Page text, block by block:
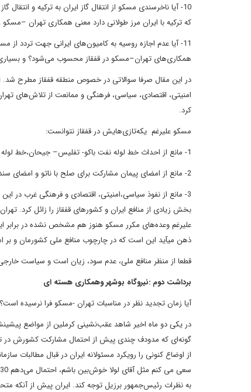
10- آیا ناخرسندی مسکو از انتقال گاز ایران به ترکیه و انتقال گاز ترکمنستان به
کهترکیه با ایران مرز طولانی دارد معنی همکاری تهران
11- آیا عدم اجازه روسیه به کامیون‌های ایرانی جهت تردد از مسیر جمهوری آذربایجان به روسیه که منجر به کاهش صادرات ایران به این کشور شد، نمونه دیگری از
همکاری‌های تهران–مسکو در قفقاز محسوب می‌شود؟ و
در این مقال صرفا سوالاتی در خصوص منطقه قفقاز مطرح شد.
امنیتی، اقتصادی، سیاسی، فرهنگی و ممانعت از تلاش‌های
کرد.
مسکو علیرغم یکه‌تازی‌هایش در قفقاز نتوانست:
1- مانع از احداث خط لوله نفت باکو- تفلیس– جیحان،خط لوله گاز بکو- تفلیس– ارز روم
2- مانع از امضای پیمان مشارکت برای صلح با ناتو و امضای سند همکاری‌های انفرادی با
3- مانع از نفوذ سیاسی،امنیتی، اقتصادی و فرهنگی غرب در این منطقه شود
بخش زیادی از منافع ایران و کشورهای قفقاز را زائل کرد.
علیرغم وعده‌های مکرر مسکو هنوز هم مشخص نشده در برابر
ذهن میآید این است که در چارچوب منافع ملی کشورمان و بر
قطعا از منظر منافع ملی، عدم سود، زیان است و سیاست خارجی
برداشت دوم :نیروگاه بوشهر وهمکاری هسته ای
آیا زمان تجدید نظر در مناسبات تهران -مسکو فرا نرسیده است؟
در یکی دو ماه اخیر شاهد عقب‌نشینی کرملین از مواضع
گونه‌ای که مدودف چندی پیش از احتمال مشارکت کشورش در
از اوضاع کنونی را رویکرد مسئولانه ایران در قبال مطالبات
سعی می کنم مثل آقای
به نظرات رئیس‌جمهور برزیل توجه کند. ایران پیش از آنکه